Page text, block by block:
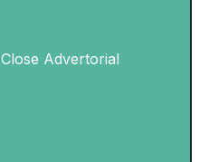
Close Advertorial